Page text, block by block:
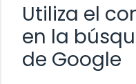
Utiliza el
en la
de Google